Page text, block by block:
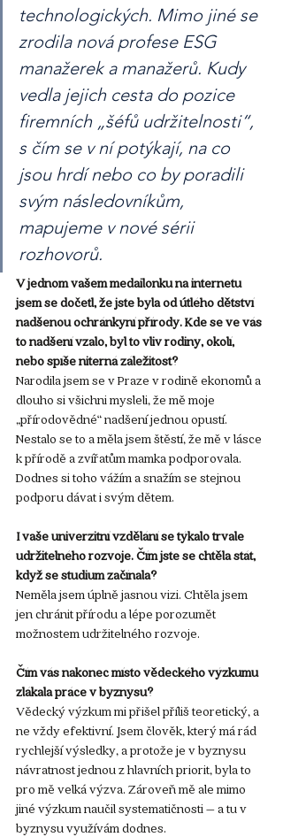
technologických. Mimo jiné se
zrodila nová profese ESG
manažerek a manažerů. Kudy
vedla jejich cesta do pozice
firemních „šéfů udržitelnosti“,
s čím se v ní potýkají, na co
jsou hrdí nebo co by poradili
svým následovníkům,
mapujeme v nové sérii
rozhovorů.
V jednom vašem medailonku na internetu
jsem se dočetl, že jste byla od útlého dětství
nadšenou ochránkyní přírody. Kde se ve vás
to nadšení vzalo, byl to vliv rodiny, okolí,
nebo spíše niterná záležitost?
Narodila jsem se v Praze v rodině ekonomů a
dlouho si všichni mysleli, že mě moje
„přírodovědné“ nadšení jednou opustí.
Nestalo se to a měla jsem štěstí, že mě v lásce
k přírodě a zvířatům mamka podporovala.
Dodnes si toho vážím a snažím se stejnou
podporu dávat i svým dětem.
I vaše univerzitní vzdělání se týkalo trvale
udržitelného rozvoje. Čím jste se chtěla stát,
když se studium začínala?
Neměla jsem úplně jasnou vizi. Chtěla jsem
jen chránit přírodu a lépe porozumět
možnostem udržitelného rozvoje.
Čím vás nakonec místo vědeckého výzkumu
zlákala práce v byznysu?
Vědecký výzkum mi přišel příliš teoretický, a
ne vždy efektivní. Jsem člověk, který má rád
rychlejší výsledky, a protože je v byznysu
návratnost jednou z hlavních priorit, byla to
pro mě velká výzva. Zároveň mě ale mimo
jiné výzkum naučil systematičnosti – a tu v
byznysu využívám dodnes.